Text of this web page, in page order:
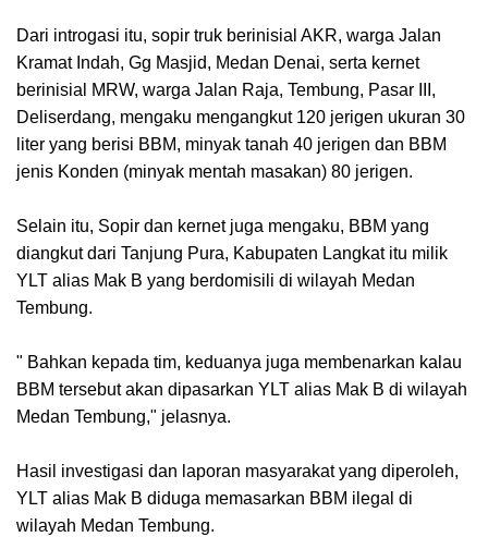
Dari introgasi itu, sopir truk berinisial AKR, warga Jalan
Kramat Indah, Gg Masjid, Medan Denai, serta kernet
berinisial MRW, warga Jalan Raja, Tembung, Pasar III,
Deliserdang, mengaku mengangkut 120 jerigen ukuran 30
liter yang berisi BBM, minyak tanah 40 jerigen dan BBM
jenis Konden (minyak mentah masakan) 80 jerigen.
Selain itu, Sopir dan kernet juga mengaku, BBM yang
diangkut dari Tanjung Pura, Kabupaten Langkat itu milik
YLT alias Mak B yang berdomisili di wilayah Medan
Tembung.
" Bahkan kepada tim, keduanya juga membenarkan kalau
BBM tersebut akan dipasarkan YLT alias Mak B di wilayah
Medan Tembung," jelasnya.
Hasil investigasi dan laporan masyarakat yang diperoleh,
YLT alias Mak B diduga memasarkan BBM ilegal di
wilayah Medan Tembung.